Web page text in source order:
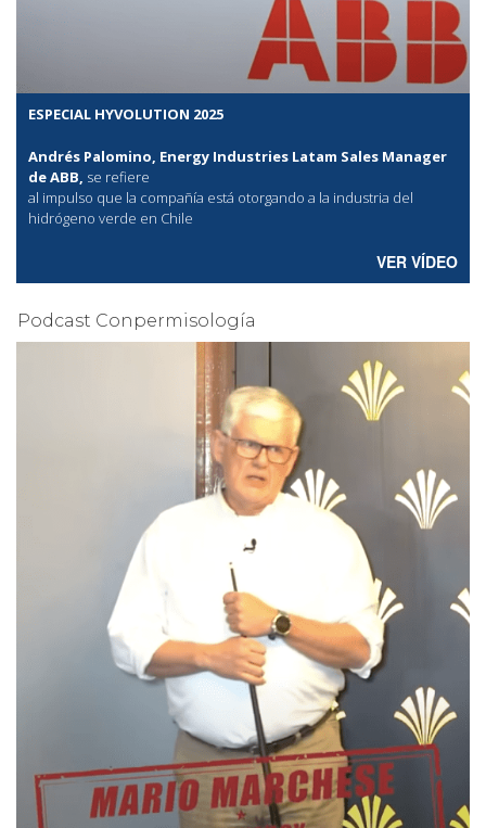
ESPECIAL HYVOLUTION 2025
Andrés Palomino, Energy Industries Latam Sales Manager
de ABB, se refiere
al impulso que la compañía está otorgando a la industria del
hidrógeno verde en Chile
VER VÍDEO
Podcast Conpermisología